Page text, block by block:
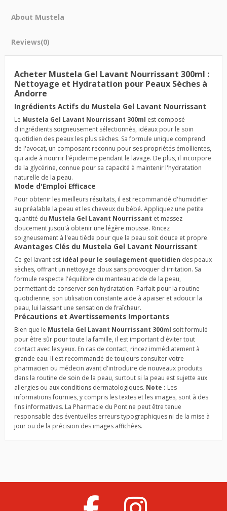
About Mustela
Reviews(0)
Acheter Mustela Gel Lavant Nourrissant 300ml :
Nettoyage et Hydratation pour Peaux Sèches à
Andorre
Ingrédients Actifs du Mustela Gel Lavant Nourrissant
Le Mustela Gel Lavant Nourrissant 300ml est composé
d'ingrédients soigneusement sélectionnés, idéaux pour le soin
quotidien des peaux les plus sèches. Sa formule unique comprend
de l'avocat, un composant reconnu pour ses propriétés émollientes,
qui aide à nourrir l'épiderme pendant le lavage. De plus, il incorpore
de la glycérine, connue pour sa capacité à maintenir l'hydratation
naturelle de la peau.
Mode d'Emploi Efficace
Pour obtenir les meilleurs résultats, il est recommandé d'humidifier
au préalable la peau et les cheveux du bébé. Appliquez une petite
quantité du Mustela Gel Lavant Nourrissant et massez
doucement jusqu'à obtenir une légère mousse. Rincez
soigneusement à l'eau tiède pour que la peau soit douce et propre.
Avantages Clés du Mustela Gel Lavant Nourrissant
Ce gel lavant est idéal pour le soulagement quotidien des peaux
sèches, offrant un nettoyage doux sans provoquer d'irritation. Sa
formule respecte l'équilibre du manteau acide de la peau,
permettant de conserver son hydratation. Parfait pour la routine
quotidienne, son utilisation constante aide à apaiser et adoucir la
peau, lui laissant une sensation de fraîcheur.
Précautions et Avertissements Importants
Bien que le Mustela Gel Lavant Nourrissant 300ml soit formulé
pour être sûr pour toute la famille, il est important d'éviter tout
contact avec les yeux. En cas de contact, rincez immédiatement à
grande eau. Il est recommandé de toujours consulter votre
pharmacien ou médecin avant d'introduire de nouveaux produits
dans la routine de soin de la peau, surtout si la peau est sujette aux
allergies ou aux conditions dermatologiques. Note : Les
informations fournies, y compris les textes et les images, sont à des
fins informatives. La Pharmacie du Pont ne peut être tenue
responsable des éventuelles erreurs typographiques ni de la mise à
jour ou de la précision des images affichées.